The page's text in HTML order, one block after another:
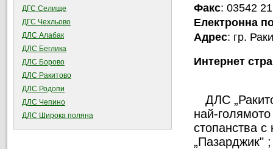
ДГС Селище
ДГС Чехльово
ДЛС Алабак
ДЛС Беглика
ДЛС Борово
ДЛС Ракитово
ДЛС Родопи
ДЛС Чепино
ДЛС Широка поляна
Факс: 03542
Електронна
Адрес: гр.
Интернет
ДЛС
най-
стопанства
„Пазарджик"